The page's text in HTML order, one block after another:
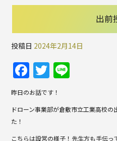
出前
投稿日 2024年2月14日
F
a
c
e
b
T
w
itt
er
e
昨日のお話です！
ドローン事業部が倉敷市立工業高校
た！
こちらは設営の様子！先生方も手伝